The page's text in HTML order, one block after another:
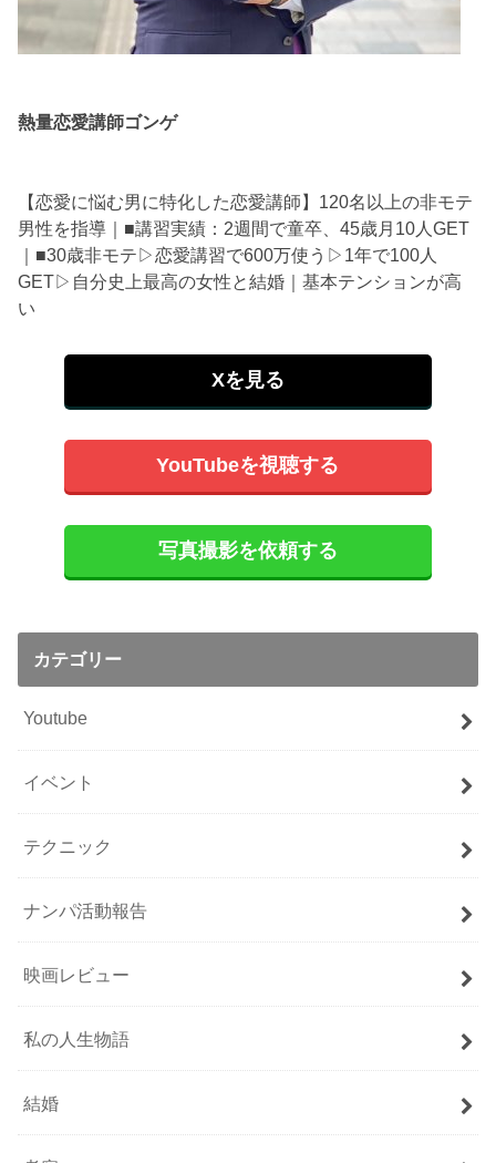
熱量恋愛講師ゴンゲ
【恋愛に悩む男に特化した恋愛講師】120名以上の非モテ
男性を指導｜■講習実績：2週間で童卒、45歳月10人GET
｜■30歳非モテ▷恋愛講習で600万使う▷1年で100人
GET▷自分史上最高の女性と結婚｜基本テンションが高
い
Xを見る
YouTubeを視聴する
写真撮影を依頼する
カテゴリー
Youtube
イベント
テクニック
ナンパ活動報告
映画レビュー
私の人生物語
結婚